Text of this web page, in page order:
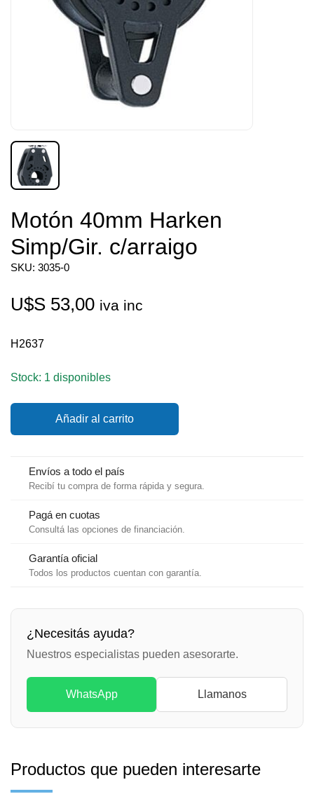
Motón 40mm Harken
Simp/Gir. c/arraigo
SKU: 3035-0
U$S 53,00 iva inc
H2637
Stock: 1 disponibles
Motón
Harken
c/arraigo
cantidad
Añadir al carrito
Envíos a todo el país
Recibí tu compra de forma rápida y segura.
Pagá en cuotas
Consultá las opciones de financiación.
Garantía oficial
Todos los productos cuentan con garantía.
¿Necesitás ayuda?
Nuestros especialistas pueden asesorarte.
WhatsApp Llamanos
Productos que pueden interesarte